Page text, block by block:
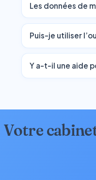
Les données de
Puis-je utiliser
Y a-t-il une aide
Votre